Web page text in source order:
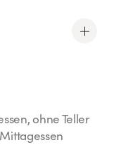
ohne Teller
zum